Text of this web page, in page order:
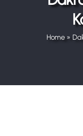
Blogs
Home »